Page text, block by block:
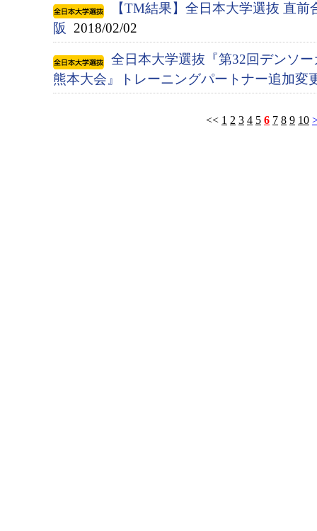
【TM結果】全日本大学選抜 直前
阪
2018/02/02
全日本大学選抜『第32回デンソ
熊本大会』トレーニングパートナー追加変
<< 1 2 3 4 5 6 7 8 9 10